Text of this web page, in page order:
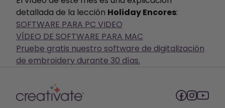
detallada de la lección Holiday Encores:
SOFTWARE PARA PC VIDEO
VÍDEO DE SOFTWARE PARA MAC
Pruebe gratis nuestro software de digitalización
de embroidery durante 30 días.